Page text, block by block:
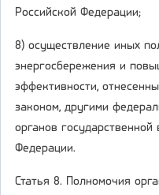
Российской Федерации;
8) осуществление иных
энергосбережения и
эффективности,
законом, другими
органов
Федерации.
Статья 8. Полномочия